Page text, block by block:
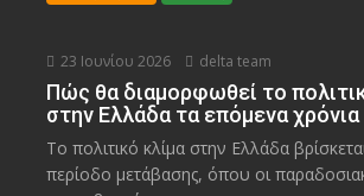
23 Ιουνίου 2026 delta team
Πώς θα διαμορφωθεί το
στην Ελλάδα τα επόμενα χρόνια
Το πολιτικό κλίμα στην Ελλάδα
περίοδο μετάβασης, όπου οι